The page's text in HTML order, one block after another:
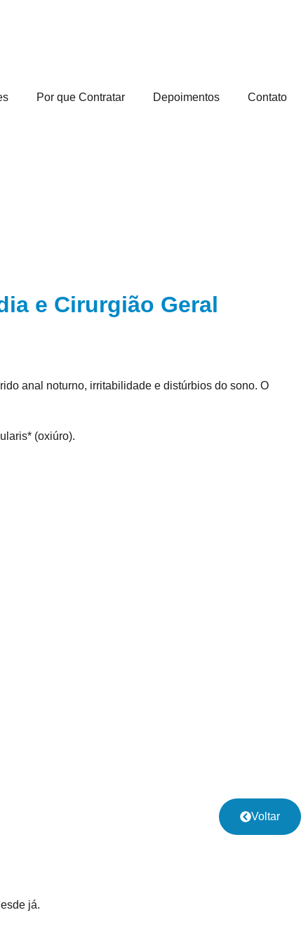
Por que Contratar Depoimentos Contato
e Cirurgião Geral
anal noturno, irritabilidade e distúrbios do sono. O
(oxiúro).
Voltar
já.